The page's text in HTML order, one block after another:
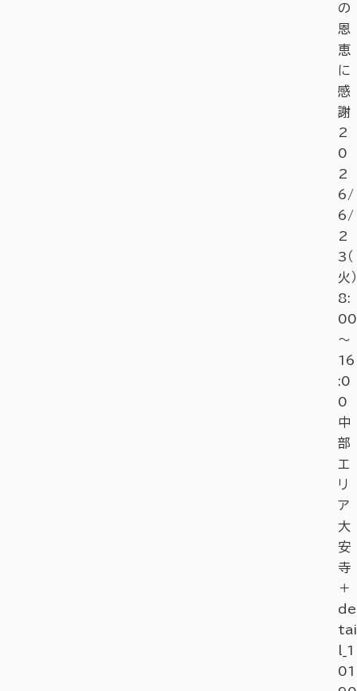
の
恩
恵
に
感
謝
2
0
2
6/
6/
2
3（
火）
8:
00
～
16
:0
0
中
部
エ
リ
ア
大
安
寺
＋
de
tai
l_1
01